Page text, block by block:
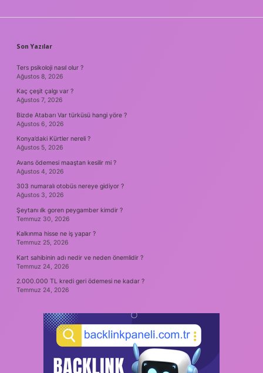
SIDEBAR
Son Yazılar
Ters psikoloji nasıl olur ?
Ağustos 8, 2026
Kaç çeşit çalgı var ?
Ağustos 7, 2026
Bizde Atabarı Var türküsü hangi yöre ?
Ağustos 6, 2026
Konya’daki Kürtler nereli ?
Ağustos 5, 2026
Avans ödemesi maaştan kesilir mi ?
Ağustos 4, 2026
303 numaralı otobüs nereye gidiyor ?
Ağustos 3, 2026
Şeytanı ılk goren peygamber kimdir ?
Temmuz 30, 2026
Kalkınma hisse ne iş yapar ?
Temmuz 25, 2026
Kart sahibinin adı nedir ve neden önemlidir ?
Temmuz 24, 2026
2.000.000 TL kredi geri ödemesi ne kadar ?
Temmuz 24, 2026